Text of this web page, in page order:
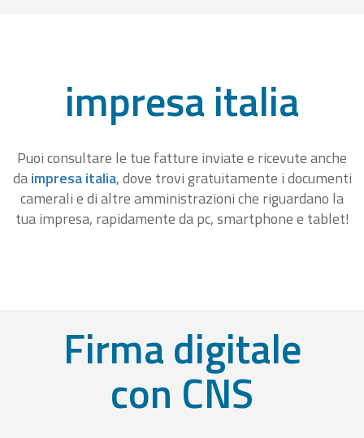
impresa italia
Puoi consultare le tue fatture inviate e ricevute anche
daimpresa italia, dove trovi gratuitamente i documenti
camerali e di altre amministrazioni che riguardano la
tua impresa, rapidamente da pc, smartphone e tablet!
Firma digitale
con CNS